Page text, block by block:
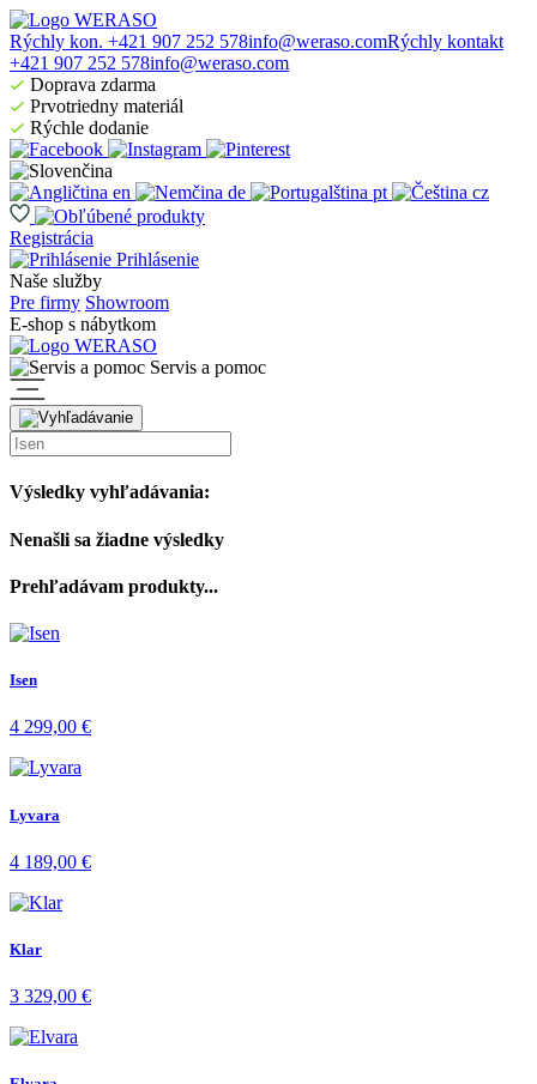
Rýchly kon. +421 907 252 578info@weraso.comRýchly kontakt
+421 907 252 578info@weraso.com
Doprava zdarma
Prvotriedny materiál
Rýchle dodanie
en de pt cz
Registrácia
Prihlásenie
Naše služby
Pre firmy Showroom
E-shop s nábytkom
Servis a pomoc
Výsledky vyhľadávania:
Nenašli sa žiadne výsledky
Prehľadávam produkty...
Isen
4 299,00 €
Lyvara
4 189,00 €
Klar
3 329,00 €